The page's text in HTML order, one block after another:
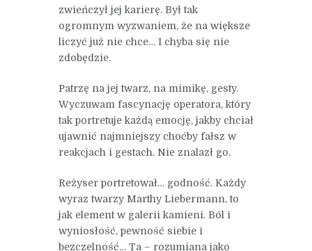
zwieńczył jej karierę. Był tak
ogromnym wyzwaniem, że na większe
liczyć już nie chce… I chyba się nie
zdobędzie.
Patrzę na jej twarz, na mimikę, gesty.
Wyczuwam fascynację operatora, który
tak portretuje każdą emocję, jakby chciał
ujawnić najmniejszy choćby fałsz w
reakcjach i gestach. Nie znalazł go.
Reżyser portretował… godność. Każdy
wyraz twarzy Marthy Liebermann, to
jak element w galerii kamieni. Ból i
wyniosłość, pewność siebie i
bezczelność… Ta – rozumiana jako